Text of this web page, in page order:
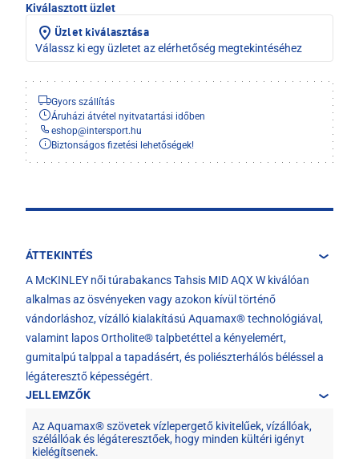
Kiválasztott üzlet
Üzlet kiválasztása
Válassz ki egy üzletet az elérhetőség megtekintéséhez
Gyors szállítás
Áruházi átvétel nyitvatartási időben
eshop@intersport.hu
Biztonságos fizetési lehetőségek!
ÁTTEKINTÉS
A McKINLEY női túrabakancs Tahsis MID AQX W kiválóan
alkalmas az ösvényeken vagy azokon kívül történő
vándorláshoz, vízálló kialakítású Aquamax® technológiával,
valamint lapos Ortholite® talpbetéttel a kényelemért,
gumitalpú talppal a tapadásért, és poliészterhálós béléssel a
légáteresztő képességért.
JELLEMZŐK
Az Aquamax® szövetek vízlepergető kivitelűek, vízállóak,
szélállóak és légáteresztőek, hogy minden kültéri igényt
kielégítsenek.